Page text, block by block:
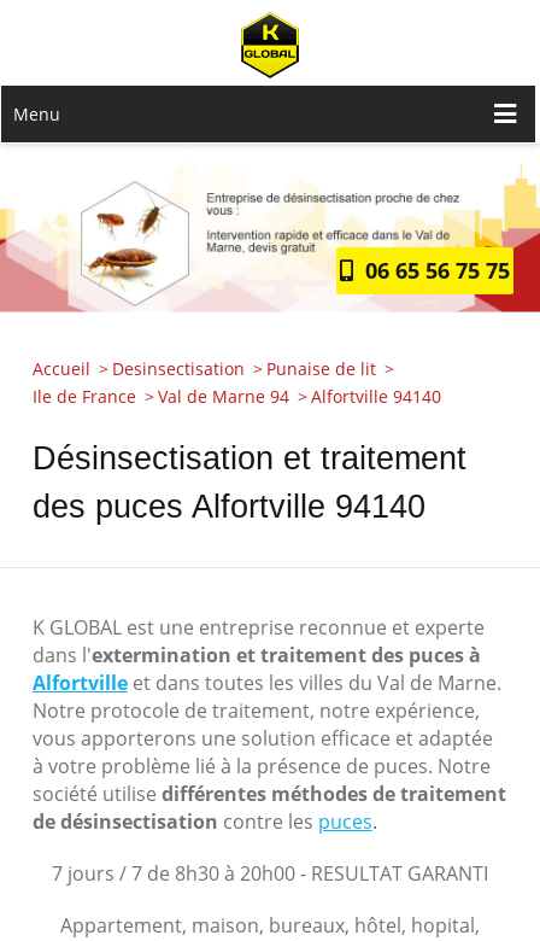
Menu
06 65 56 75 75
Accueil Desinsectisation
Punaise de lit
Ile de France
Val de Marne 94 Alfortville 94140
Désinsectisation et traitement
des puces Alfortville 94140
K GLOBAL est une entreprise reconnue et experte
dans l'extermination et traitement des puces à
Alfortville et dans toutes les villes du Val de Marne.
Notre protocole de traitement, notre expérience,
vous apporterons une solution efficace et adaptée
à votre problème lié à la présence de puces. Notre
société utilise différentes méthodes de traitement
de désinsectisation contre les puces.
7 jours / 7 de 8h30 à 20h00 - RESULTAT GARANTI
Appartement, maison, bureaux, hôtel, hopital,